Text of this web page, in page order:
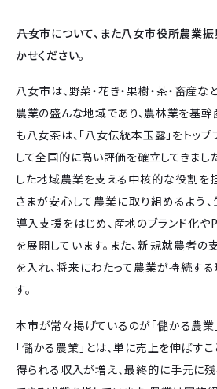
――八女市について、また八女市役所農業
かせください。
八女市は、野菜・花き・果樹・茶・畜産な
農業の盛んな地域であり、農林業を基幹
も八女茶は、「八女伝統本玉露」をトッ
して全国的に高い評価を確立してきまし
した地域農業を支える中核的な役割を
さまが安心して農業に取り組めるよう
導入支援をはじめ、産地のブランド化
を展開しています。また、新規就農者
を入れ、将来にわたって農業が持続す
す。
本市が常々掲げているのが「儲かる農業
「儲かる農業」とは、単に売上を伸ばすこ
得られる収入が増え、最終的に手元に